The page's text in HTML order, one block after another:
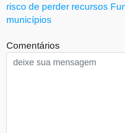
risco de perder recursos
municípios
Comentários